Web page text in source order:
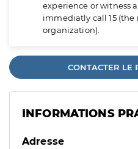
experience or witness
immediatly call 15
organization).
CONTACTER LE
INFORMATIONS
Adresse